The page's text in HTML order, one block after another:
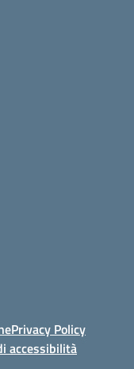
Privacy Policy
accessibilità